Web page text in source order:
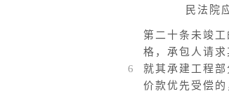
民法院
6
第二十条未竣
格，承包人请
就其承建工程
价款优先受偿